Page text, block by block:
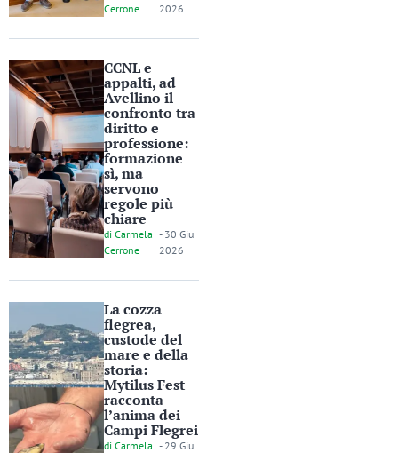
Cerrone
2026
CCNL e
appalti, ad
Avellino il
confronto tra
diritto e
professione:
formazione
sì, ma
servono
regole più
chiare
di Carmela
Cerrone
- 30 Giu
2026
La cozza
flegrea,
custode del
mare e della
storia:
Mytilus Fest
racconta
l’anima dei
Campi Flegrei
di Carmela - 29 Giu